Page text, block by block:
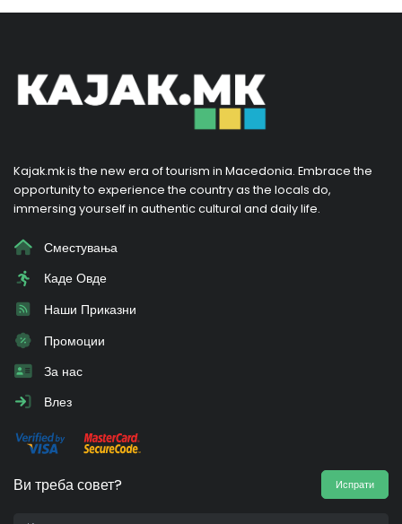
Kajak.mk is the new era of tourism in Macedonia. Embrace the
opportunity to experience the country as the locals do,
immersing yourself in authentic cultural and daily life.
Сместувања
Каде Овде
Наши Приказни
Промоции
За нас
Влез
Ви треба совет? Испрати